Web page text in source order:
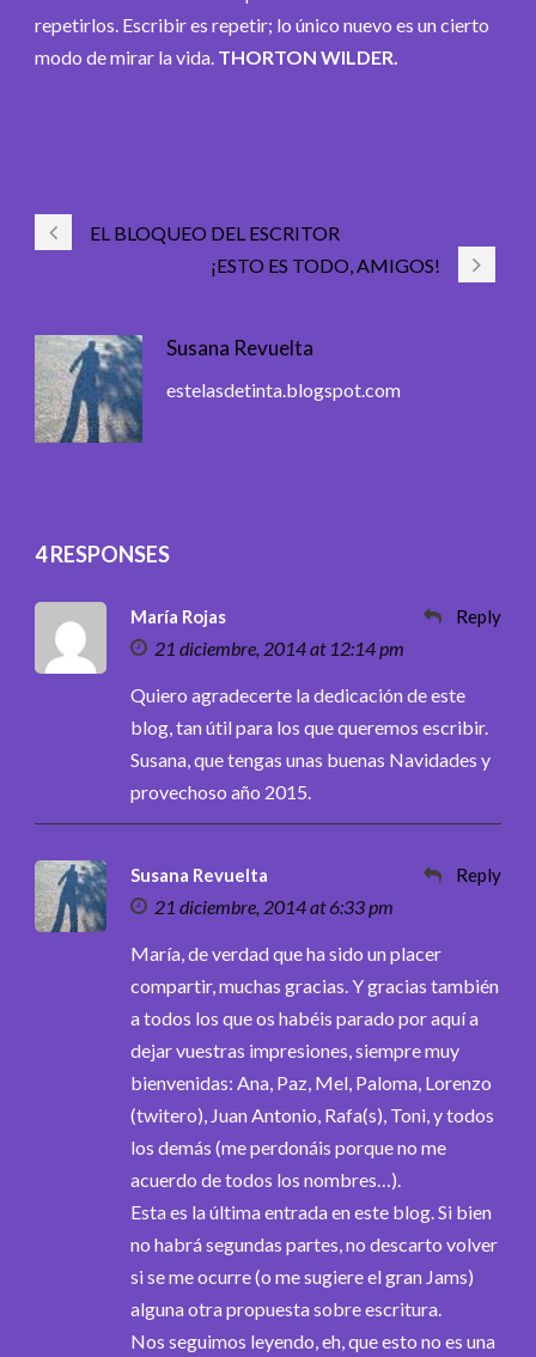
repetirlos. Escribir es repetir; lo único nuevo es un cierto
modo de mirar la vida. THORTON WILDER.
EL BLOQUEO DEL ESCRITOR
¡ESTO ES TODO, AMIGOS!
Susana Revuelta
estelasdetinta.blogspot.com
4 RESPONSES
María Rojas
21 diciembre, 2014 at 12:14 pm
Reply
Quiero agradecerte la dedicación de este
blog, tan útil para los que queremos escribir.
Susana, que tengas unas buenas Navidades y
provechoso año 2015.
Susana Revuelta
21 diciembre, 2014 at 6:33 pm
Reply
María, de verdad que ha sido un placer
compartir, muchas gracias. Y gracias también
a todos los que os habéis parado por aquí a
dejar vuestras impresiones, siempre muy
bienvenidas: Ana, Paz, Mel, Paloma, Lorenzo
(twitero), Juan Antonio, Rafa(s), Toni, y todos
los demás (me perdonáis porque no me
acuerdo de todos los nombres…).
Esta es la última entrada en este blog. Si bien
no habrá segundas partes, no descarto volver
si se me ocurre (o me sugiere el gran Jams)
alguna otra propuesta sobre escritura.
Nos seguimos leyendo, eh, que esto no es una